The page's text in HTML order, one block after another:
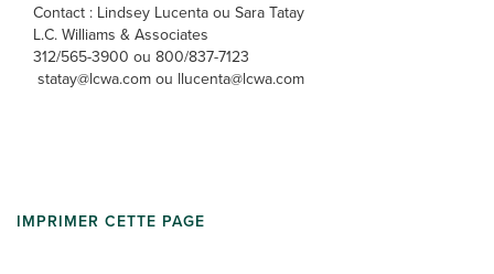
Contact : Lindsey Lucenta ou Sara Tatay
L.C. Williams & Associates
312/565-3900 ou 800/837-7123
statay@lcwa.com ou llucenta@lcwa.com
IMPRIMER CETTE PAGE